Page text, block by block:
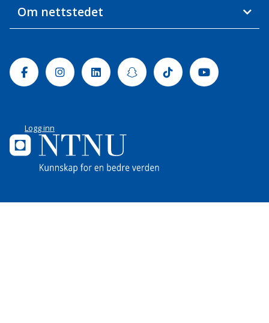
Om nettstedet
FacebookInstagramLinkedinSnapchatTiktok Youtube
Logg inn